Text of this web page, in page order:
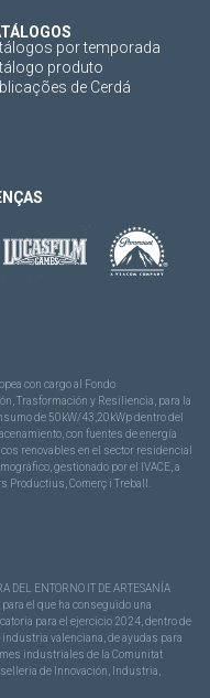
por temporada
produto
de Cerdá
con cargo al Fondo
Trasformación y Resiliencia, para la
de 50kW/43,20kWp dentro del
con fuentes de energía
renovables en el sector residencial
gestionado por el IVACE, a
Productius, Comerç i Treball.
DEL ENTORNO IT DE ARTESANÍA
el que ha conseguido una
para el ejercicio 2024, dentro de
valenciana, de ayudas para
industriales de la Comunitat
de Innovación, Industria,